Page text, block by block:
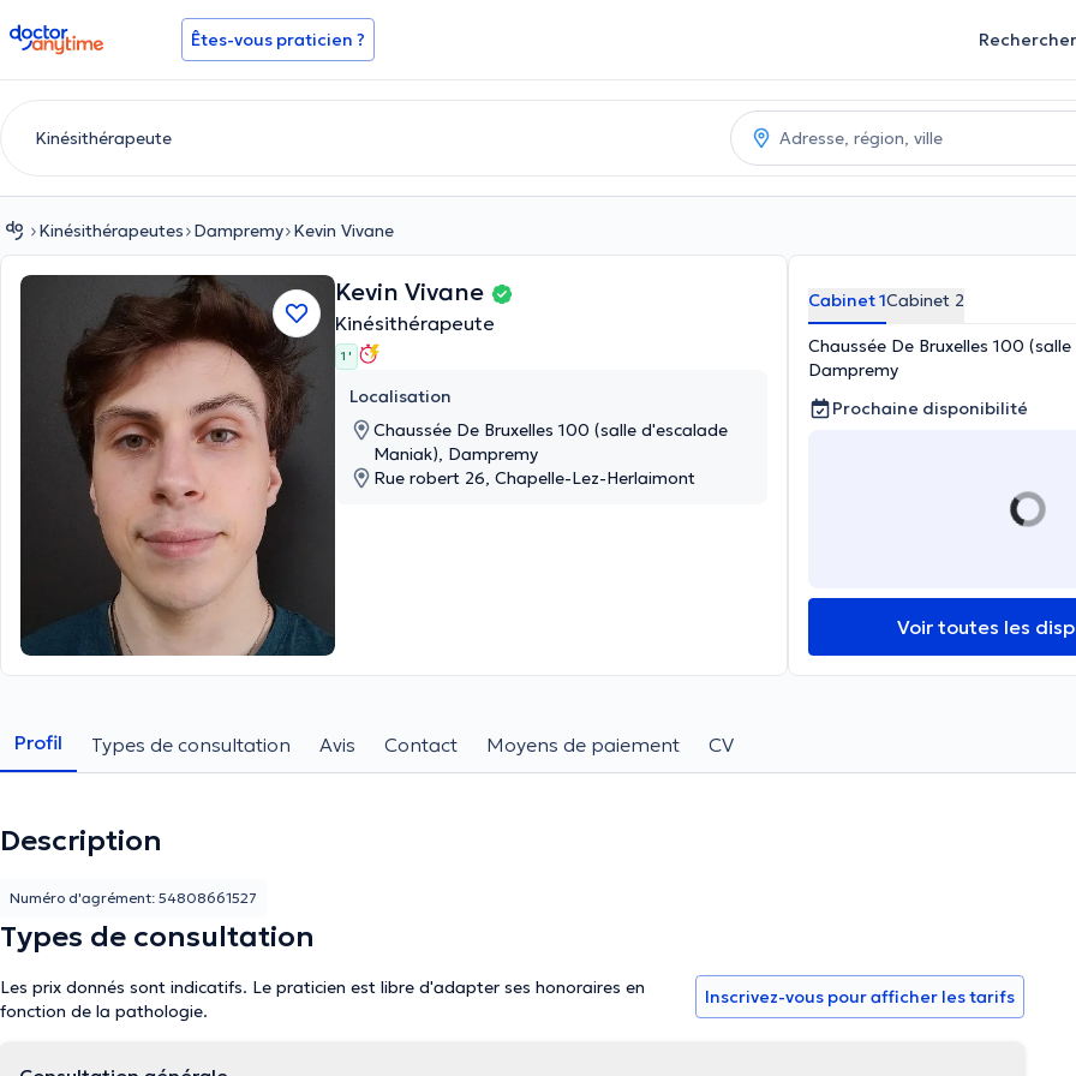
doctoranytime Êtes-vous praticien ? Rechercher
Kinésithérapeutes Dampremy Kevin Vivane
Kevin Vivane
Kinésithérapeute
1 '
Localisation
Chaussée De Bruxelles 100 (salle d'escalade
Maniak), Dampremy
Rue robert 26, Chapelle-Lez-Herlaimont
Cabinet 1Cabinet 2
Chaussée De Bruxelles 100
Dampremy
Prochaine disponibilité
Voir toutes les
Profil Types de consultation Avis Contact Moyens de paiement CV
Description
Numéro d'agrément: 54808661527
Types de consultation
Les prix donnés sont indicatifs. Le praticien est libre d'adapter ses honoraires en
fonction de la pathologie.
Inscrivez-vous pour afficher les tarifs